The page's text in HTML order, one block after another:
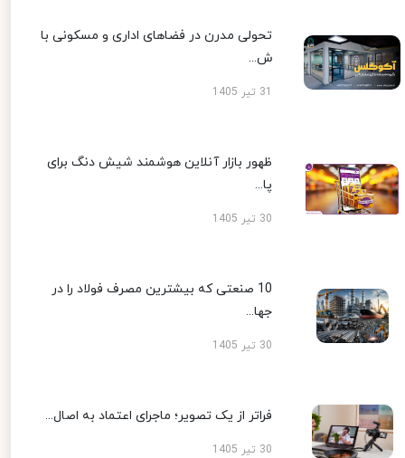
تحولی مدرن در فضاهای اداری و مسکونی با
ش...
ظهور بازار آنلاین هوشمند شیش دنگ برای
پا...
30 تیر 1405
10 صنعتی که بیشترین مصرف فولاد را در
جها...
30 تیر 1405
فراتر از یک تصویر؛ ماجرای اعتماد به اصال...
30 تیر 1405